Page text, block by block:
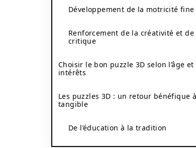
Développement de la motricité fine
Renforcement de la créativité et de
critique
Choisir le bon puzzle 3D selon l’âge et
intérêts
Les puzzles 3D : un retour bénéfique
tangible
De l’éducation à la tradition